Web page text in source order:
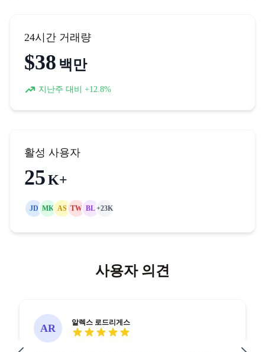
24시간 거래량
$42 백만
지난주 대비 +12.8%
활성 사용자
28K+
JD MK AS TW BL+23K
사용자 의견
AR 알렉스 로드리게스